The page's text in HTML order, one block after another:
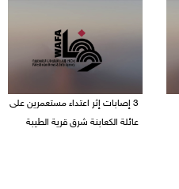
‏3 إصابات إثر اعتداء مستعمرين على
عائلة الكعابنة شرق قرية الطيبة